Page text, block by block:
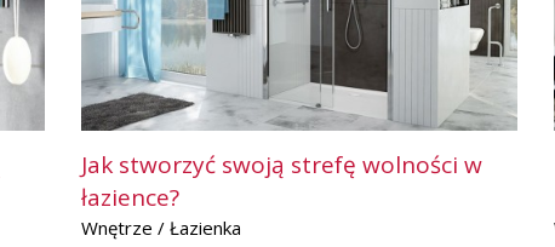
Jak stworzyć swoją strefę wolności w
łazience?
Wnętrze / Łazienka